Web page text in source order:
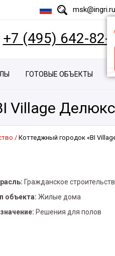
msk@ingri.ru
+7 (495) 642-82-
ГОТОВЫЕ ОБЪЕКТЫ
Village
Коттеджный городок «BI
Гражданское
объекта: Жилые дома
Решения для полов